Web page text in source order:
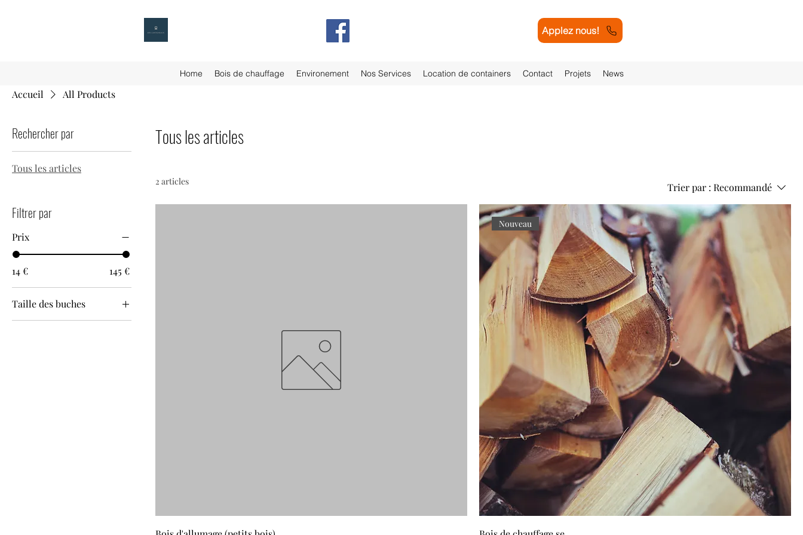
Applez nous!
Home Bois de chauffage Environement Nos Services Location de containers Contact Projets News
Accueil All Products
Rechercher par
Tous les articles
Filtrer par
Prix
14 € 145 €
Taille des buches
Tous les articles
2 articles Trier par : Recommandé
Nouveau